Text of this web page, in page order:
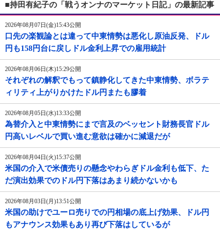
■持田有紀子の「戦うオンナのマーケット日記」の最新記事
2026年08月07日(金)15:43公開
口先の楽観論とは違って中東情勢は悪化し原油反発、ドル
円も158円台に戻しドル金利上昇での雇用統計
2026年08月06日(木)15:29公開
それぞれの解釈でもって鎮静化してきた中東情勢、ボラテ
ィリティ上がりかけたドル円またも膠着
2026年08月05日(水)13:33公開
為替介入と中東情勢にまで言及のベッセント財務長官ドル
円高いレベルで買い進む意欲は確かに減退だが
2026年08月04日(火)15:37公開
米国の介入で米債売りの懸念やわらぎドル金利も低下、た
だ演出効果でのドル円下落はあまり続かないかも
2026年08月03日(月)13:51公開
米国の助けでユーロ売りでの円相場の底上げ効果、ドル円
もアナウンス効果もあり再び下落はしているが